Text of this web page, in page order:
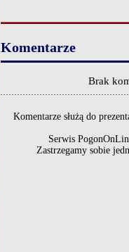
Komentarze
Brak
Komentarze służą do
Serwis
Zastrzegamy sobie